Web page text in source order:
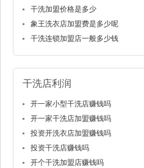
干洗加盟价格是多少
象王洗衣店加盟费是多少呢
干洗连锁加盟店一般多少钱
干洗店利润
开一家小型干洗店赚钱吗
开一家干洗店加盟赚钱吗
投资开洗衣店加盟赚钱吗
投资干洗店赚钱吗
开个干洗加盟店赚钱吗